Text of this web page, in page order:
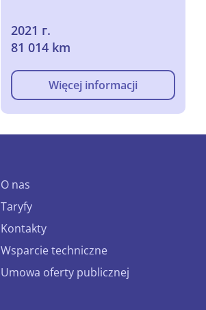
2021 г.
81 014 km
Więcej informacji
O nas
Taryfy
Kontakty
Wsparcie techniczne
Umowa oferty publicznej